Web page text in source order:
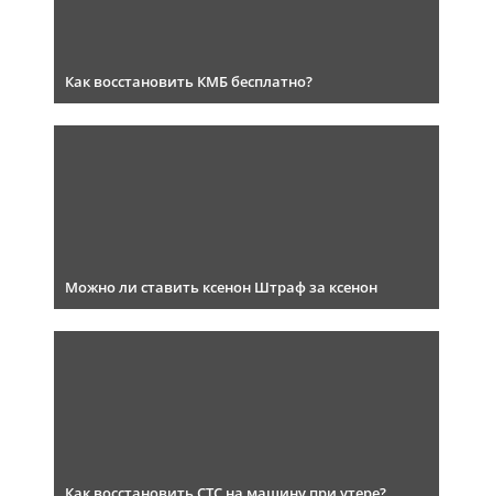
Как восстановить КМБ бесплатно?
Можно ли ставить ксенон Штраф за ксенон